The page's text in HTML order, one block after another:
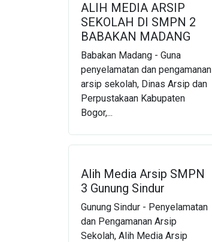
ALIH MEDIA ARSIP
SEKOLAH DI SMPN 2
BABAKAN MADANG
Babakan Madang - Guna
penyelamatan dan pengamanan
arsip sekolah, Dinas Arsip dan
Perpustakaan Kabupaten
Bogor,...
Alih Media Arsip SMPN
3 Gunung Sindur
Gunung Sindur - Penyelamatan
dan Pengamanan Arsip
Sekolah, Alih Media Arsip